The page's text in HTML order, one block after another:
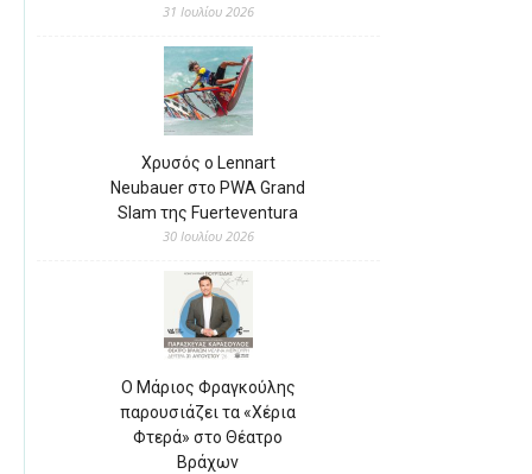
31 Ιουλίου 2026
Χρυσός ο Lennart
Neubauer στο PWA Grand
Slam της Fuerteventura
30 Ιουλίου 2026
Ο Μάριος Φραγκούλης
παρουσιάζει τα «Χέρια
Φτερά» στο Θέατρο
Βράχων